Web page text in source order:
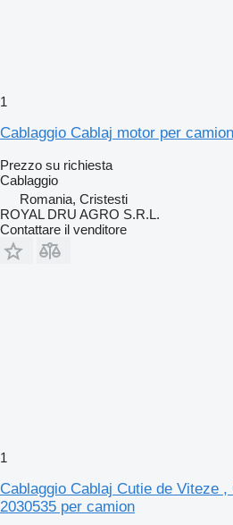
1
Cablaggio Cablaj motor per
Prezzo su richiesta
Cablaggio
Romania, Cristesti
ROYAL DRU AGRO S.R.L.
Contattare il venditore
1
Cablaggio Cablaj Cutie de Viteze ,
2030535 per camion